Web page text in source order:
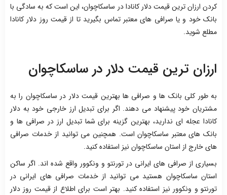
کردن ارزان ترین قیمت دلار کانادا در ساسکاچوان، این است که به سادگی با
بانک خود و یا صرافی های معتبر تماس بگیرید تا از قیمت روز دلار کانادا
مطلع شوید.
ارزان ترین قیمت دلار در ساسکاچوان
به طور کلی بانک ها و صرافی ها بهترین قیمت دلار در ساسکاچوان را به
مشتریان خود پیشنهاد می دهند. اگر برای تبدیل ارز خارجی خود به دلار
کانادا عجله ای ندارید، بهترین گزینه برای شما تبدیل ارز در صرافی ها و
بانک های معتبر ساسکاچوان است. همچنین می توانید از خدمات صرافی
های خارج از استان ساسکاچوان نیز استفاده کنید.
بسیاری از صرافی های ایرانی در تورنتو و ونکوور واقع شده اند. اگر ساکن
استان ساسکاچوان هستید می توانید از خدمات صرافی های ایرانی در
تورنتو و ونکوور نیز استفاده کنید. بهتر است برای اطلاع از قیمت روز دلار